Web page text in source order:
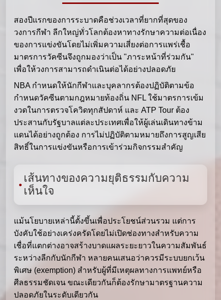
สองปีแรกของการระบาดคือช่วงเวลาที่ยากที่สุดของ
วงการกีฬา ลีกใหญ่ทั่วโลกต้องหาทางรักษาความต่อเนื่อง
ของการแข่งขันโดยไม่เพิ่มความเสี่ยงต่อการแพร่เชื้อ
มาตรการวัคซีนจึงถูกมองว่าเป็น "ภาระหน้าที่ร่วมกัน"
เพื่อให้วงการสามารถดำเนินต่อได้อย่างปลอดภัย
NBA กำหนดให้นักกีฬาและบุคลากรต้องปฏิบัติตามข้อ
กำหนดวัคซีนตามกฎหมายท้องถิ่น NFL ใช้มาตรการเข้ม
งวดในการตรวจโควิดทุกสัปดาห์ และ ATP Tour ต้อง
ประสานกับรัฐบาลแต่ละประเทศเพื่อให้ผู้เล่นเดินทางข้าม
แดนได้อย่างถูกต้อง การไม่ปฏิบัติตามหมายถึงการสูญเสีย
สิทธิ์ในการแข่งขันหรือการเข้าร่วมกิจกรรมสำคัญ
เส้นทางของความยุติธรรมกับความ
เห็นใจ
แม้นโยบายเหล่านี้ตั้งขึ้นเพื่อประโยชน์ส่วนรวม แต่การ
บังคับใช้อย่างเคร่งครัดโดยไม่เปิดช่องทางสำหรับความ
เชื่อที่แตกต่างอาจสร้างบาดแผลระยะยาวในความสัมพันธ์
ระหว่างลีกกับนักกีฬา หลายคนเสนอว่าควรมีระบบยกเว้น
พิเศษ (exemption) สำหรับผู้ที่มีเหตุผลทางการแพทย์หรือ
ศีลธรรมชัดเจน ขณะเดียวกันก็ต้องรักษามาตรฐานความ
ปลอดภัยในระดับเดียวกัน